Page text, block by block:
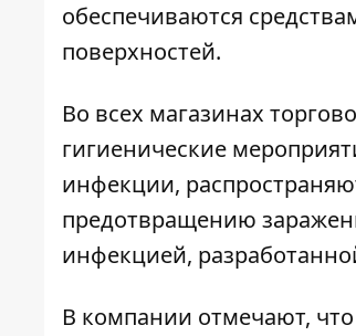
обеспечиваются
поверхностей.
Во всех магазинах
гигиенические
инфекции,
предотвращению
инфекцией,
В компании отмечают,